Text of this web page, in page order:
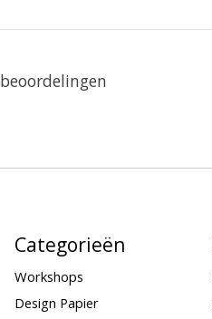
beoordelingen
Categorieën
Workshops
Design Papier